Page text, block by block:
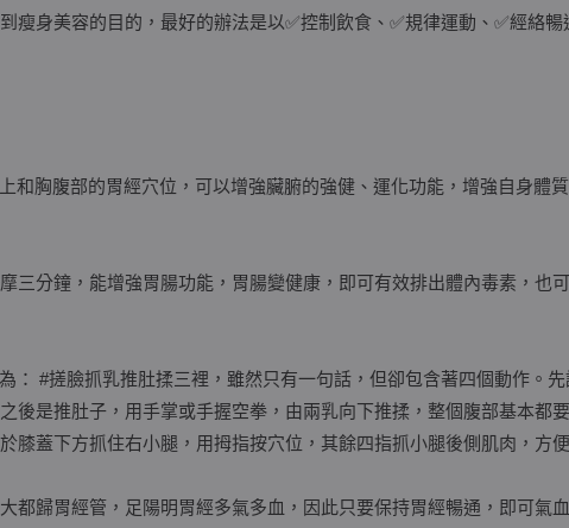
瘦身美容的目的，最好的辦法是以✅控制飲食、✅規律運動、✅經絡
胸腹部的胃經穴位，可以增強臟腑的強健、運化功能，增強自身體
三分鐘，能增強胃腸功能，胃腸變健康，即可有效排出體內毒素，也
#搓臉抓乳推肚揉三裡，雖然只有一句話，但卻包含著四個動作。
後是推肚子，用手掌或手握空拳，由兩乳向下推揉，整個腹部基本都
膝蓋下方抓住右小腿，用拇指按穴位，其餘四指抓小腿後側肌肉，方
都歸胃經管，足陽明胃經多氣多血，因此只要保持胃經暢通，即可氣